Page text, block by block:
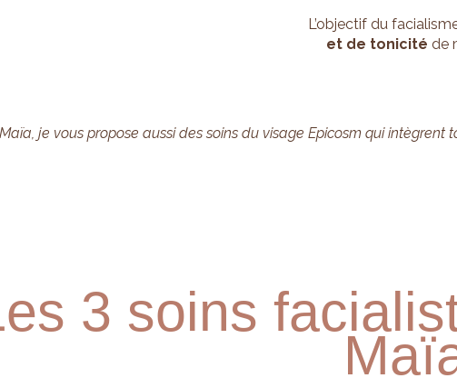
L’objectif du
et de tonicité de
je vous propose aussi des soins du visage Epicosm qui
3 soins